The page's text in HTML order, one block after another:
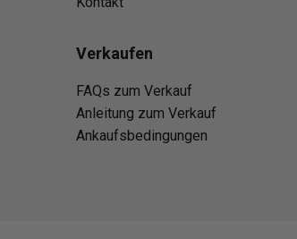
Verkaufen
FAQs zum Verkauf
Anleitung zum Verkauf
Ankaufsbedingungen